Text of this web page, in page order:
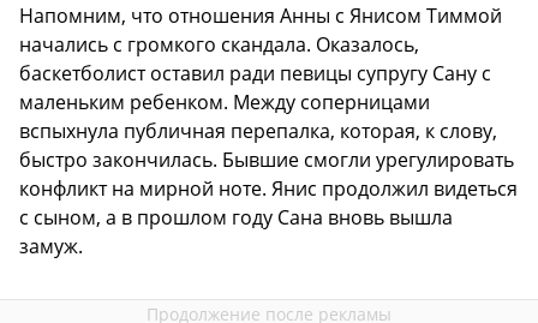
Напомним, что отношения Анны с Янисом Тиммой
начались с громкого скандала. Оказалось,
баскетболист оставил ради певицы супругу Сану с
маленьким ребенком. Между соперницами
вспыхнула публичная перепалка, которая, к слову,
быстро закончилась. Бывшие смогли урегулировать
конфликт на мирной ноте. Янис продолжил видеться
с сыном, а в прошлом году Сана вновь вышла
замуж.